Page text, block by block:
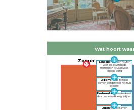
7
Wat hoort
Zomer 'Een soldertje- een houten
vloer die bovenop de
marmeren keukenvloer
gelegd werd
Leibomen- deze hoge
bomen werden voor het huis
geplant
Een hemelbed- een bed met
daaromheen dikke gordijnen
Luiken voor de ramen